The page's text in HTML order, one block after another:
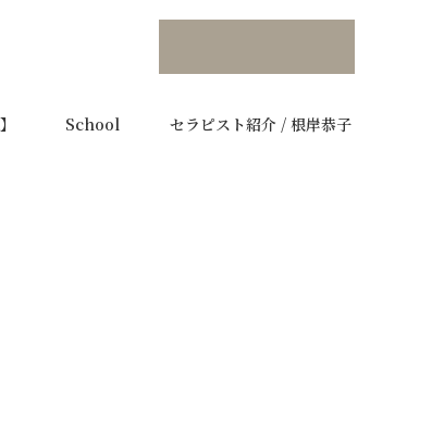
School セラピスト紹介 / 根岸恭子